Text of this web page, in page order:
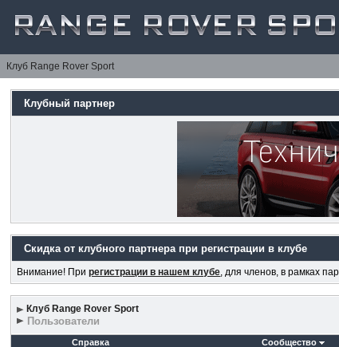
Клуб Range Rover Sport
Клубный партнер
Скидка от клубного партнера при регистрации в клубе
Внимание! Прирегистрации в нашем клубе, для членов, в рамках
Клуб Range Rover Sport
Пользователи
Справка
Сообщество